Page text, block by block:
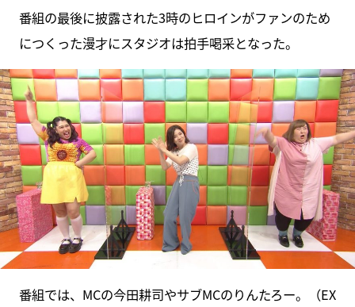
番組の最後に披露された3時のヒロインがファンのため
につくった漫才にスタジオは拍手喝采となった。
番組では、MCの今田耕司やサブMCのりんたろー。（EX